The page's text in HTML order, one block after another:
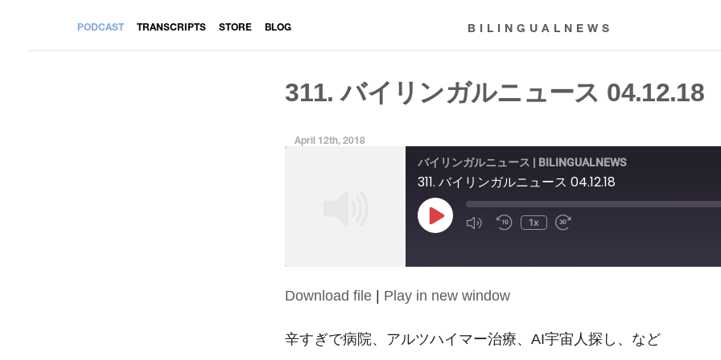
PODCAST TRANSCRIPTS STORE BLOG BILINGUALNEWS
311. バイリンガルニュース 04.12.18
April 12th, 2018
バイリンガルニュース | BILINGUALNEWS
311. バイリンガルニュース 04.12.18
Play
Episode
1x
SHARE
LINK
Download file | Play in new window
辛すぎで病院、アルツハイマー治療、AI宇宙人探し、など